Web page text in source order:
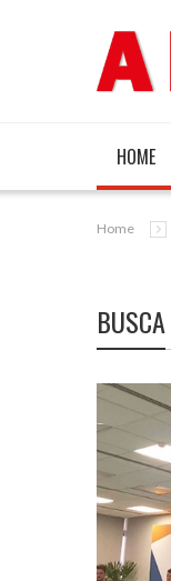
HOME
Home
BUSCA